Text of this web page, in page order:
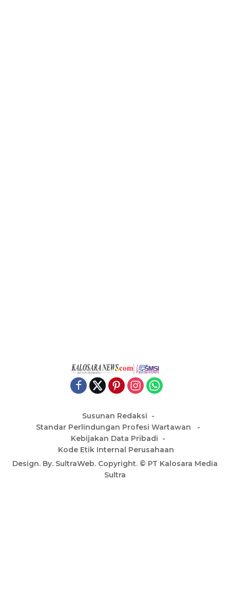
Susunan Redaksi
Standar Perlindungan Profesi Wartawan
Kebijakan Data Pribadi
Kode Etik Internal Perusahaan
Design. By. SultraWeb. Copyright. © PT Kalosara Media
Sultra